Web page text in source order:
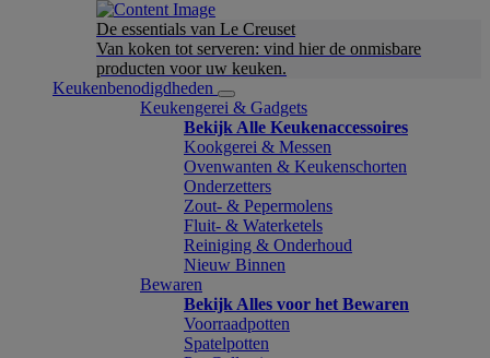
De essentials van Le Creuset
Van koken tot serveren: vind hier de onmisbare
producten voor uw keuken.
Keukenbenodigdheden
Keukengerei & Gadgets
Bekijk Alle Keukenaccessoires
Kookgerei & Messen
Ovenwanten & Keukenschorten
Onderzetters
Zout- & Pepermolens
Fluit- & Waterketels
Reiniging & Onderhoud
Nieuw Binnen
Bewaren
Bekijk Alles voor het Bewaren
Voorraadpotten
Spatelpotten